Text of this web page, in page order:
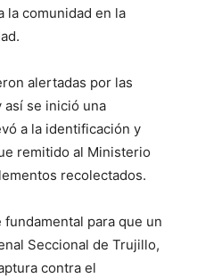
la comunidad en la
alertadas por las
así se inició una
a la identificación y
remitido al Ministerio
recolectados.
para que un
Seccional de Trujillo,
contra el